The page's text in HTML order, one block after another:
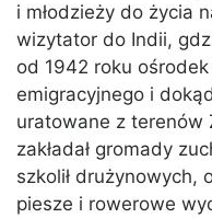
i młodzieży do życia
wizytator do Indii,
od 1942 roku
emigracyjnego i
uratowane z terenów
zakładał gromady
szkolił drużynowych,
piesze i rowerowe